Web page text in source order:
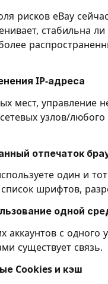
рисков eBay
стабильна
IP-адреса
мест, управление
узлов/
отпечаток
один и
список шрифтов,
одной
аккаунтов с одного
существует связь.
Cookies и кэш